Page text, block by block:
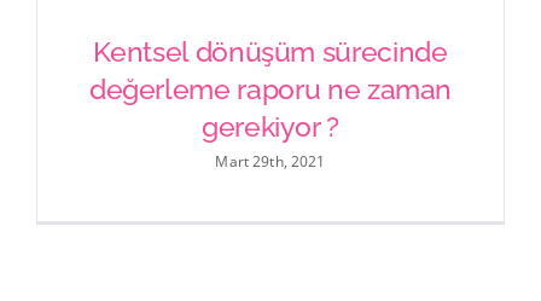
Kentsel dönüşüm sürecinde
değerleme raporu ne zaman
gerekiyor ?
Kentsel dönüşüm sürecinde
değerleme raporu ne zaman
gerekiyor ?
Mart 29th, 2021